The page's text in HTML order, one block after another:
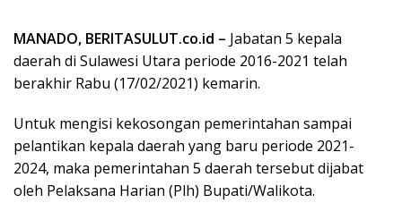
MANADO, BERITASULUT.co.id – Jabatan 5 kepala
daerah di Sulawesi Utara periode 2016-2021 telah
berakhir Rabu (17/02/2021) kemarin.
Untuk mengisi kekosongan pemerintahan sampai
pelantikan kepala daerah yang baru periode 2021-
2024, maka pemerintahan 5 daerah tersebut dijabat
oleh Pelaksana Harian (Plh) Bupati/Walikota.